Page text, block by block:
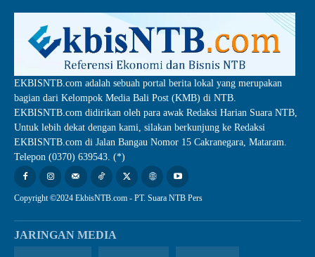
EKBISNTB.com adalah sebuah portal berita lokal yang merupakan
bagian dari Kelompok Media Bali Post (KMB) di NTB.
EKBISNTB.com didirikan oleh para awak Redaksi Harian Suara NTB,
Untuk lebih dekat dengan kami, silakan berkunjung ke Redaksi
EKBISNTB.com di Jalan Bangau Nomor 15 Cakranegara, Mataram.
Telepon (0370) 639543. (*)
Copyright ©2024 EkbisNTB.com - PT. Suara NTB Pers
JARINGAN MEDIA